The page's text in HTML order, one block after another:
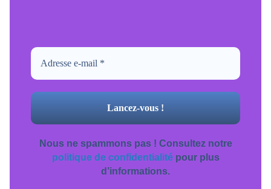
Nous ne spammons pas ! Consultez notre
politique de confidentialitépour plus
d’informations.